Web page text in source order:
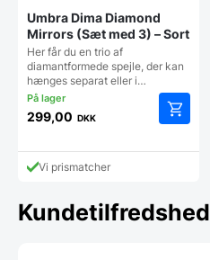
Umbra Dima Diamond
Mirrors (Sæt med 3) – Sort
Her får du en trio af
diamantformede spejle, der kan
hænges separat eller i…
299,00 DKK
Vi prismatcher
Kundetilfredshed